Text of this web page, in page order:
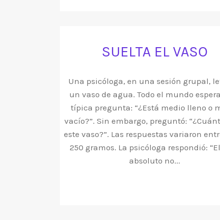
SUELTA EL VASO
Una psicóloga, en una sesión grupal,
un vaso de agua. Todo el mundo
típica pregunta: “¿Está medio lleno o
vacío?”. Sin embargo, preguntó:
este vaso?”. Las respuestas variaron
250 gramos. La psicóloga respondió:
absoluto no...